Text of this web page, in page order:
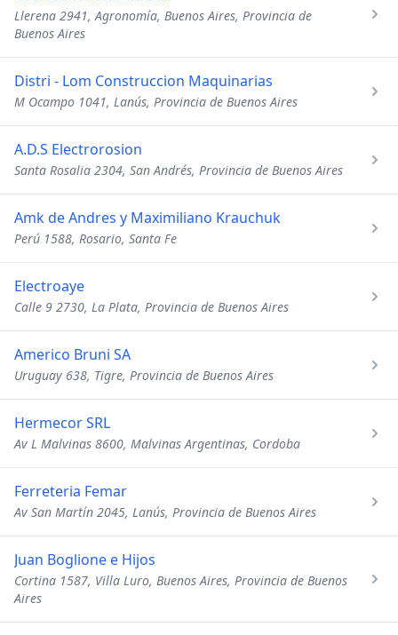
Llerena 2941, Agronomía, Buenos Aires, Provincia de
Buenos Aires
Distri - Lom Construccion Maquinarias
M Ocampo 1041, Lanús, Provincia de Buenos Aires
A.D.S Electrorosion
Santa Rosalia 2304, San Andrés, Provincia de Buenos Aires
Amk de Andres y Maximiliano Krauchuk
Perú 1588, Rosario, Santa Fe
Electroaye
Calle 9 2730, La Plata, Provincia de Buenos Aires
Americo Bruni SA
Uruguay 638, Tigre, Provincia de Buenos Aires
Hermecor SRL
Av L Malvinas 8600, Malvinas Argentinas, Cordoba
Ferreteria Femar
Av San Martín 2045, Lanús, Provincia de Buenos Aires
Juan Boglione e Hijos
Cortina 1587, Villa Luro, Buenos Aires, Provincia de Buenos
Aires